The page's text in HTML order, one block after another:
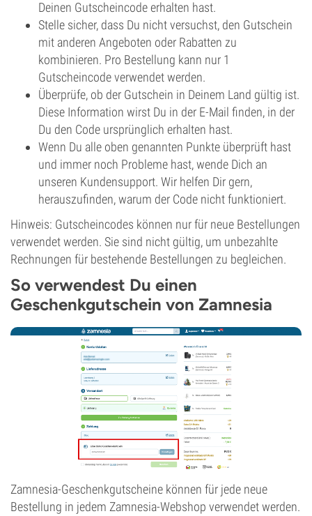
Deinen Gutscheincode erhalten hast.
Stelle sicher, dass Du nicht versuchst, den Gutschein
mit anderen Angeboten oder Rabatten zu
kombinieren. Pro Bestellung kann nur 1
Gutscheincode verwendet werden.
Überprüfe, ob der Gutschein in Deinem Land gültig ist.
Diese Information wirst Du in der E-Mail finden, in der
Du den Code ursprünglich erhalten hast.
Wenn Du alle oben genannten Punkte überprüft hast
und immer noch Probleme hast, wende Dich an
unseren Kundensupport. Wir helfen Dir gern,
herauszufinden, warum der Code nicht funktioniert.
Hinweis: Gutscheincodes können nur für neue Bestellungen
verwendet werden. Sie sind nicht gültig, um unbezahlte
Rechnungen für bestehende Bestellungen zu begleichen.
So verwendest Du einen
Geschenkgutschein von Zamnesia
Zamnesia-Geschenkgutscheine können für jede neue
Bestellung in jedem Zamnesia-Webshop verwendet werden.